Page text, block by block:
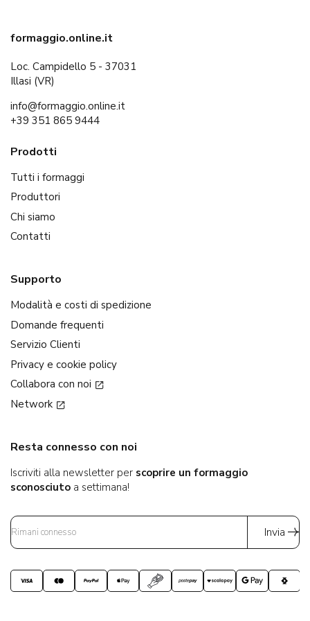
formaggio.online.it
Loc. Campidello 5 - 37031
Illasi (VR)
info@formaggio.online.it
+39 351 865 9444
Prodotti
Tutti i formaggi
Produttori
Chi siamo
Contatti
Supporto
Modalità e costi di spedizione
Domande frequenti
Servizio Clienti
Privacy e cookie policy
Collabora con noi
Network
Resta connesso con noi
Iscriviti alla newsletter per scoprire un formaggio
sconosciuto a settimana!
Invia